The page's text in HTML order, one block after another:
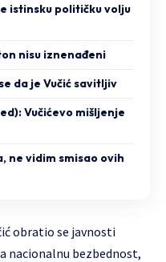
istinsku političku volju
nisu iznenađeni
da je Vučić savitljiv
Vučićevo mišljenje
ne vidim smisao ovih
obratio se javnosti
nacionalnu bezbednost,